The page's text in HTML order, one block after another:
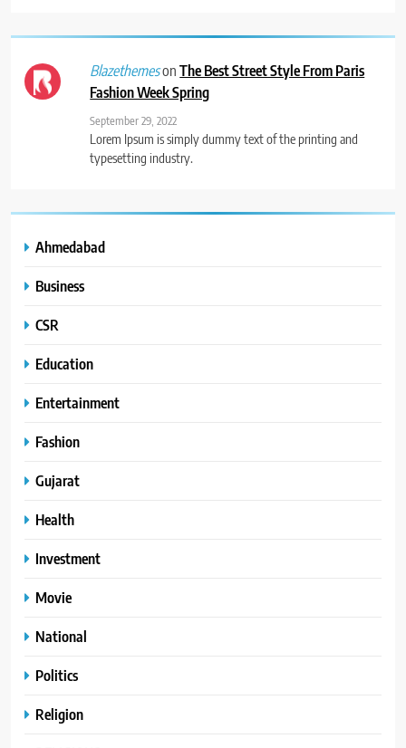
BlazethemesonThe Best Street Style From Paris
Fashion Week Spring
September 29, 2022
Lorem Ipsum is simply dummy text of the printing and
typesetting industry.
Ahmedabad
Business
CSR
Education
Entertainment
Fashion
Gujarat
Health
Investment
Movie
National
Politics
Religion